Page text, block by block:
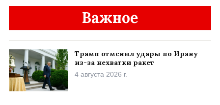
Важное
Трамп отменил удары по Ирану
из-за нехватки ракет
4 августа 2026 г.